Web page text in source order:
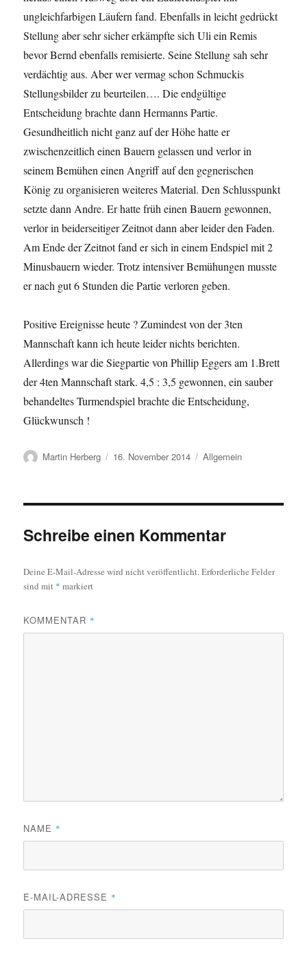
ungleichfarbigen Läufern fand. Ebenfalls in leicht gedrückt
Stellung aber sehr sicher erkämpfte sich Uli ein Remis
bevor Bernd ebenfalls remisierte. Seine Stellung sah sehr
verdächtig aus. Aber wer vermag schon Schmuckis
Stellungsbilder zu beurteilen…. Die endgültige
Entscheidung brachte dann Hermanns Partie.
Gesundheitlich nicht ganz auf der Höhe hatte er
zwischenzeitlich einen Bauern gelassen und verlor in
seinem Bemühen einen Angriff auf den gegnerischen
König zu organisieren weiteres Material. Den Schlusspunkt
setzte dann Andre. Er hatte früh einen Bauern gewonnen,
verlor in beiderseitiger Zeitnot dann aber leider den Faden.
Am Ende der Zeitnot fand er sich in einem Endspiel mit 2
Minusbauern wieder. Trotz intensiver Bemühungen musste
er nach gut 6 Stunden die Partie verloren geben.
Positive Ereignisse heute ? Zumindest von der 3ten
Mannschaft kann ich heute leider nichts berichten.
Allerdings war die Siegpartie von Phillip Eggers am 1.Brett
der 4ten Mannschaft stark. 4,5 : 3,5 gewonnen, ein sauber
behandeltes Turmendspiel brachte die Entscheidung,
Glückwunsch !
Autor
Martin Herberg
Veröffentlicht
16. November 2014 Kategorien
Allgemein
Schreibe einen Kommentar
Deine E-Mail-Adresse wird nicht veröffentlicht.Erforderliche Felder
sind mit * markiert
KOMMENTAR *
NAME *
E-MAIL-ADRESSE *